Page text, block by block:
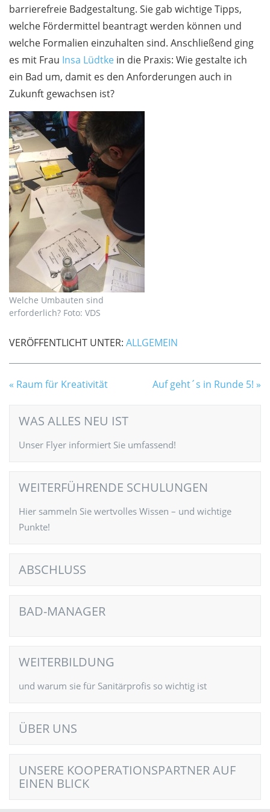
barrierefreie Badgestaltung. Sie gab wichtige Tipps,
welche Fördermittel beantragt werden können und
welche Formalien einzuhalten sind. Anschließend ging
es mit Frau Insa Lüdtke in die Praxis: Wie gestalte ich
ein Bad um, damit es den Anforderungen auch in
Zukunft gewachsen ist?
Welche Umbauten sind
erforderlich? Foto: VDS
VERÖFFENTLICHT UNTER: ALLGEMEIN
Raum für Kreativität Auf geht´s in Runde 5!
WAS ALLES NEU IST
Unser Flyer informiert Sie umfassend!
WEITERFÜHRENDE SCHULUNGEN
Hier sammeln Sie wertvolles Wissen – und wichtige
Punkte!
ABSCHLUSS
BAD-MANAGER
WEITERBILDUNG
und warum sie für Sanitärprofis so wichtig ist
ÜBER UNS
UNSERE KOOPERATIONSPARTNER AUF
EINEN BLICK